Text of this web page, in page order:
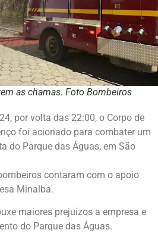
as chamas. Foto Bombeiros
por volta das 22:00, o Corpo de
foi acionado para combater um
do Parque das Águas, em São
contaram com o apoio
Minalba.
maiores prejuízos a empresa e
do Parque das Águas.